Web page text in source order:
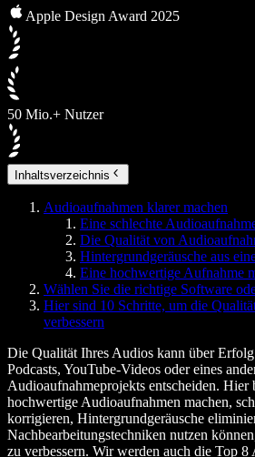
Apple Design Award 2025
50 Mio.+ Nutzer
Inhaltsverzeichnis
Audioaufnahmen klarer machen
Eine schlechte
Die Qualität von
Hintergrundgeräusche aus
Eine hochwertige Aufnahme
Wählen Sie die richtige Software
Hier sind 10 Schritte, um die
verbessern
Die Qualität Ihres Audios kann über
Podcasts, YouTube-Videos oder eines
Audioaufnahmeprojekts entscheiden. Hier
hochwertige Audioaufnahmen machen,
korrigieren, Hintergrundgeräusche
Nachbearbeitungstechniken nutzen
zu verbessern. Wir werden auch die Top